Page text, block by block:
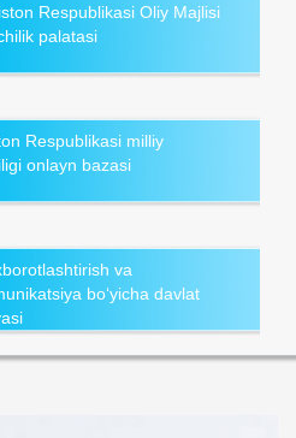
Respublikasi Oliy Majlisi
palatasi
Respublikasi milliy
onlayn bazasi
va
bo‘yicha davlat